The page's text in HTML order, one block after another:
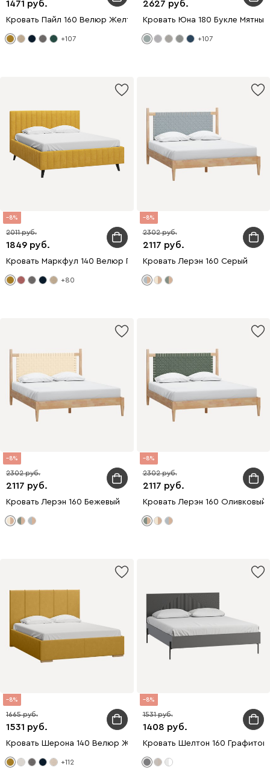
1471
Кровать Пайл 160 Велюр Желтый
+107
2627
Кровать Юна 180 Букле Мятный
+107
8
1849
2011
Кровать Маркфул 140 Велюр Горчичный
+80
8
2117
2302
Кровать Лерэн 160 Серый
8
2117
2302
Кровать Лерэн 160 Бежевый
8
2117
2302
Кровать Лерэн 160 Оливковый
8
1531
1665
Кровать Шерона 140 Велюр Желтый
+112
8
1408
1531
Кровать Шелтон 160